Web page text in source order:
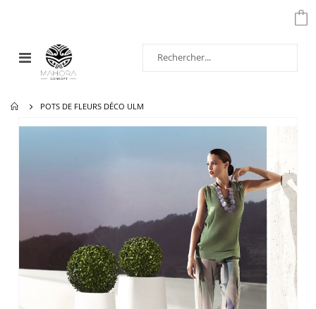
Affichage
navigation
POTS DE FLEURS DÉCO ULM